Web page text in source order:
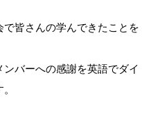
皆さんの学んできたことを
バーへの感謝を英語でダイ